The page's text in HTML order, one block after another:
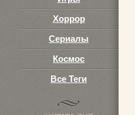
Хоррор
Сериалы
Космос
Все Теги